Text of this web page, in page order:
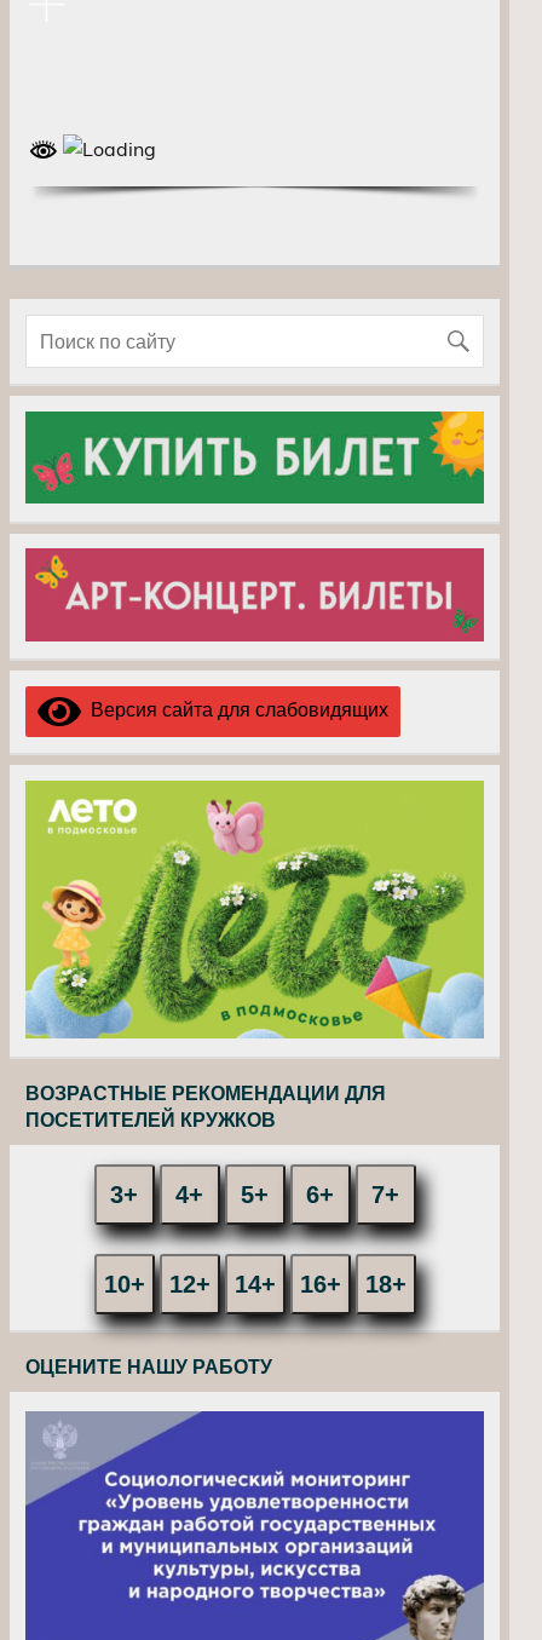
Версия сайта для слабовидящих
ВОЗРАСТНЫЕ РЕКОМЕНДАЦИИ ДЛЯ
ПОСЕТИТЕЛЕЙ КРУЖКОВ
3+ 4+ 5+ 6+ 7+
10+ 12+ 14+ 16+ 18+
ОЦЕНИТЕ НАШУ РАБОТУ